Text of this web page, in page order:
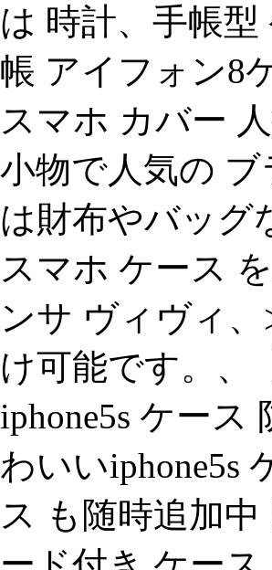
は 時計、手帳
帳 アイフォン8
スマホ カバー
小物で人気の
は財布やバッグ
スマホ ケース
ンサ ヴィヴィ
け可能です。、
iphone5s ケー
わいいiphone5s
ス も随時追加中